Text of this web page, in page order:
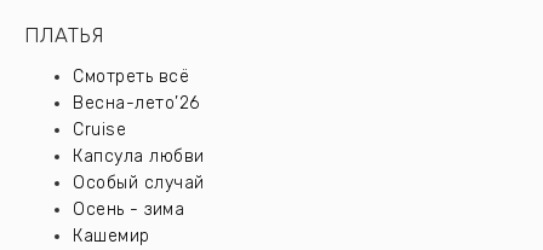
ПЛАТЬЯ
Смотреть всё
Весна-лето’26
Cruise
Капсула любви
Особый случай
Осень - зима
Кашемир